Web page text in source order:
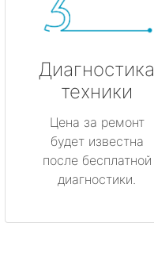
Диагностика
техники
Цена за ремонт
будет известна
после бесплатной
диагностики.